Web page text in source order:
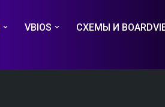
VBIOS СХЕМЫ И